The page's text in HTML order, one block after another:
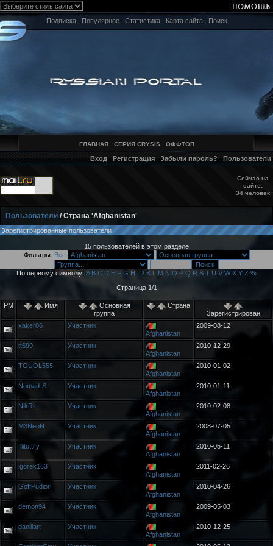
Подписка Популярное Статистика Карта сайта Поиск
ГЛАВНАЯ СЕРИЯ CRYSIS ОФФТОП
Вход Регистрация Забыли пароль? Пользователи
Сейчас на
сайте:
34 человек
Пользователи / Страна 'Afghanistan'
Зарегистрированные пользователи
15 пользователей в этом разделе
Фильтры: Все
По первому символу: A B C D E F G H I J K L M N O P Q R S T U V W X Y Z %
Страница 1/1
PM Имя
Основная
группа
Страна
Зарегистрирован
xaker86
Участник
Afghanistan
2009-08-12
tt699
Участник
Afghanistan
2010-12-29
TOUOL555
Участник
Afghanistan
2010-01-02
Nomad-S
Участник
Afghanistan
2010-01-11
NikRit
Участник
Afghanistan
2010-02-08
M3NeoN
Участник
Afghanistan
2008-07-05
Illituttify
Участник
Afghanistan
2010-05-11
igorek163
Участник
Afghanistan
2011-02-26
GoffPudiori
Участник
Afghanistan
2010-04-26
demon94
Участник
Afghanistan
2009-05-03
daniilart
Участник
Afghanistan
2010-12-25